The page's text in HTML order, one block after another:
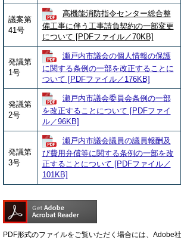
議案第
41号
高機能消防指令センター総合整
備工事に伴う工事請負契約の一部変更
について [PDFファイル／70KB]
発議第
1号
瀬戸内市議会の個人情報の保護
に関する条例の一部を改正することに
ついて [PDFファイル／176KB]
発議第
2号
瀬戸内市議会委員会条例の一部
を改正することについて [PDFファイ
ル／96KB]
発議第
3号
瀬戸内市議会議員の議員報酬及
び費用弁償等に関する条例の一部を改
正することについて [PDFファイル／
101KB]
PDF形式のファイルをご覧いただく場合には、Adobe